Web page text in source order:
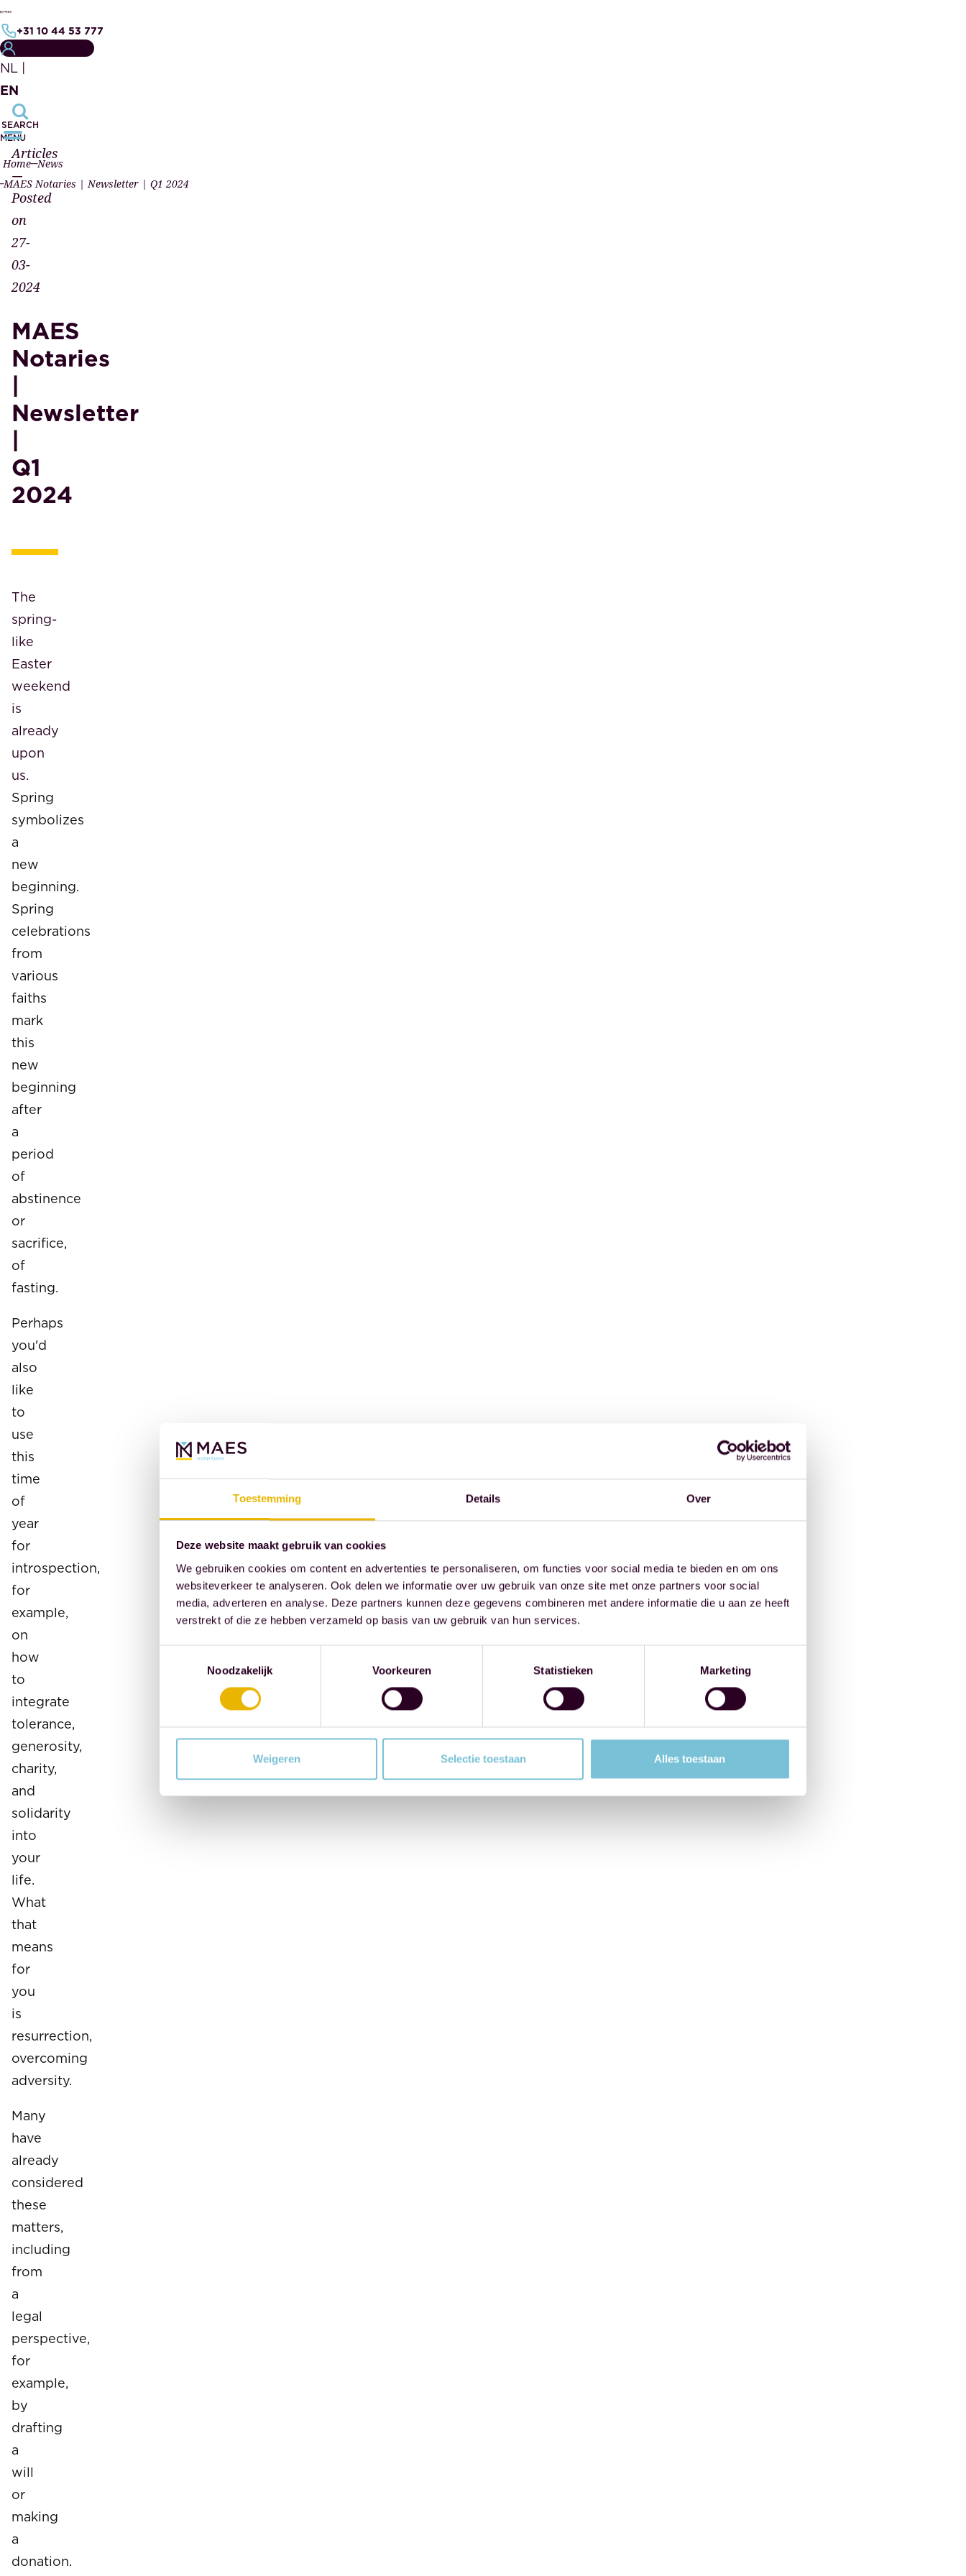
Toestemming Details Over
Deze website maakt gebruik van cookies
We gebruiken cookies om content en advertenties te personaliseren, om functies voor social media te bieden en om ons
websiteverkeer te analyseren. Ook delen we informatie over uw gebruik van onze site met onze partners voor social
media, adverteren en analyse. Deze partners kunnen deze gegevens combineren met andere informatie die u aan ze heeft
verstrekt of die ze hebben verzameld op basis van uw gebruik van hun services.
Noodzakelijk
Voorkeuren Statistieken Marketing
Weigeren Selectie toestaan Alles toestaan
+31 10 44 53 777
NL |
EN
SEARCH
MENU
Home News
MAES Notaries | Newsletter | Q1 2024
Articles
—
Posted
on
27-
03-
2024
MAES
Notaries
|
Newsletter
|
Q1
2024
The
spring-
like
Easter
weekend
is
already
upon
us.
Spring
symbolizes
a
new
beginning.
Spring
celebrations
from
various
faiths
mark
this
new
beginning
after
a
period
of
abstinence
or
sacrifice,
of
fasting.
Perhaps
you'd
also
like
to
use
this
time
of
year
for
introspection,
for
example,
on
how
to
integrate
tolerance,
generosity,
charity,
and
solidarity
into
your
life.
What
that
means
for
you
is
resurrection,
overcoming
adversity.
Many
have
already
considered
these
matters,
including
from
a
legal
perspective,
for
example,
by
drafting
a
will
or
making
a
donation.